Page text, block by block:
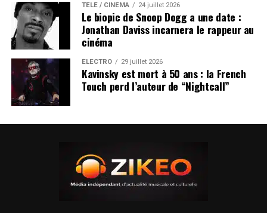
TÉLÉ / CINÉMA 24 juillet 2026
Le biopic de Snoop Dogg a une date :
Jonathan Daviss incarnera le rappeur au
cinéma
ÉLECTRO 29 juillet 2026
Kavinsky est mort à 50 ans : la French
Touch perd l’auteur de “Nightcall”